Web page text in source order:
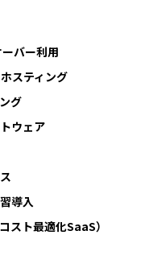
バー利用
スティング
グ
ウェア
導入
ト最適化SaaS）